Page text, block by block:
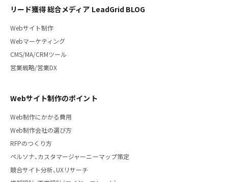
リード獲得 総合メディア LeadGrid BLOG
Webサイト制作
Webマーケティング
CMS/MA/CRMツール
営業戦略/営業DX
Webサイト制作のポイント
Web制作にかかる費用
Web制作会社の選び方
RFPのつくり方
ペルソナ、カスタマージャーニーマップ策定
競合サイト分析、UXリサーチ